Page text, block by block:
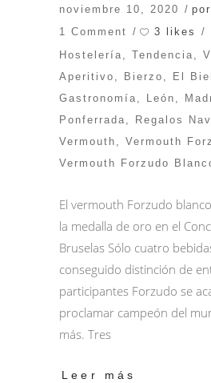
noviembre 10, 2020 por
1 Comment
3 likes
Hostelería, Tendencia,
Aperitivo , Bierzo , El
Gastronomía, León ,
Ponferrada, Regalos
Vermouth , Vermouth
Vermouth Forzudo
El vermouth Forzudo
la medalla de oro en el
Bruselas Sólo cuatro
conseguido distinción de
participantes Forzudo se
proclamar campeón del
más. Tres
Leer más